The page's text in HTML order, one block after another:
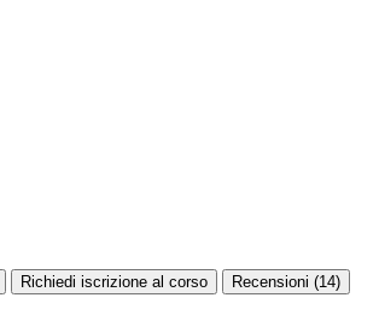
Richiedi iscrizione al corso Recensioni (14)